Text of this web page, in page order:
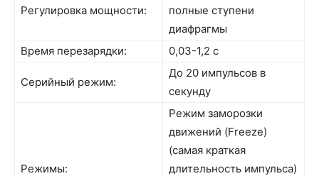
Регулировка мощности:
полные ступени
диафрагмы
Время перезарядки:
0,03-1,2 с
Серийный режим:
До 20 импульсов в
секунду
Режимы:
Режим заморозки
движений (Freeze)
(самая краткая
длительность импульса)